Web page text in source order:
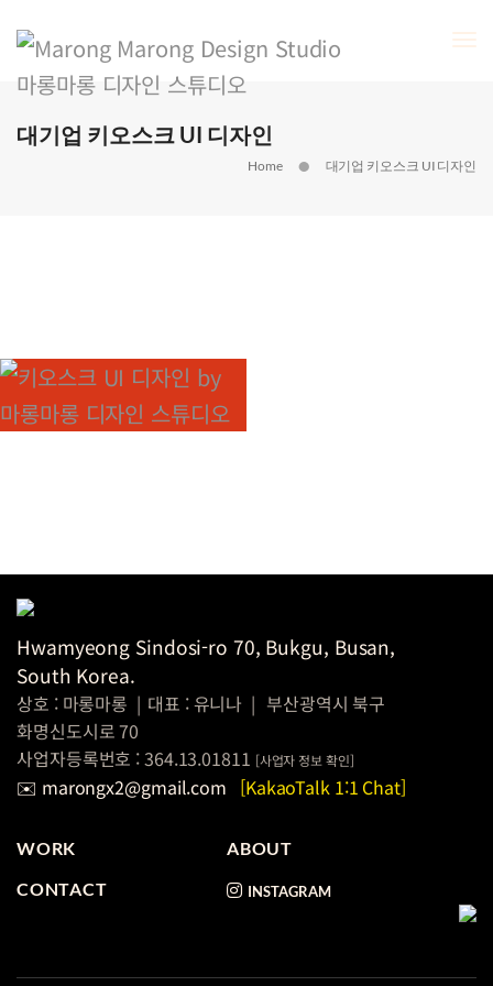
대기업 키오스크 UI 디자인
Home 대기업 키오스크 UI 디자인
스탈릿 성수
Hwamyeong Sindosi-ro 70, Bukgu, Busan,
South Korea.
상호 : 마롱마롱 | 대표 : 유니나 | 부산광역시 북구
화명신도시로 70
사업자등록번호 : 364.13.01811 [사업자 정보 확인]
✉️ marongx2@gmail.com [KakaoTalk 1:1 Chat]
WORK
ABOUT
CONTACT
INSTAGRAM